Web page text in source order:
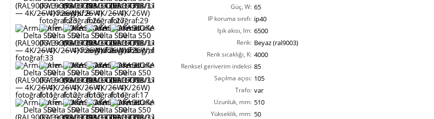
Güç, W: 65
IP koruma sınıfı: ip40
Işık akısı, lm: 6500
Renk: Beyaz (ral9003)
Renk sıcaklığı, K: 4000
Renksel geriverim indeksi
CRI(Ra):
85
Saçılma açısı: 105
Trafo: var
Uzunluk, mm: 510
Yükseklik, mm: 50